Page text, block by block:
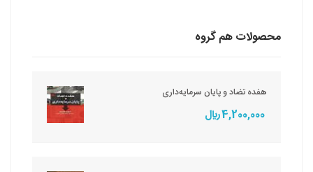
محصولات هم گروه
هفده تضاد و پایان سرمایه‌داری
4,200,000 ريال